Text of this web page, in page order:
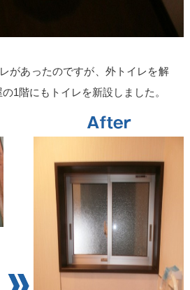
があったのですが、外トイレを解
1階にもトイレを新設しました。